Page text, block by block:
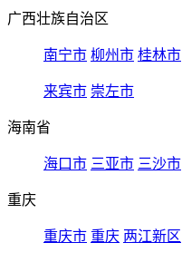
广西壮族自治区
南宁市 柳州市 桂林市
来宾市 崇左市
海南省
海口市 三亚市 三沙市
重庆
重庆市 重庆 两江新区